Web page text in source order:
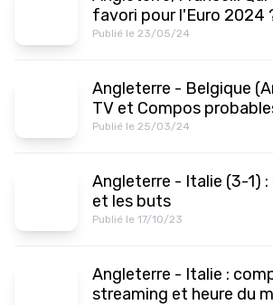
favori pour l'Euro 2024
Publié le 23/05/24
Angleterre - Belgique
TV et Compos
Publié le 25/03/24
Angleterre - Italie (3-1) :
et les buts
Publié le 17/10/23
Angleterre - Italie :
streaming et heure du